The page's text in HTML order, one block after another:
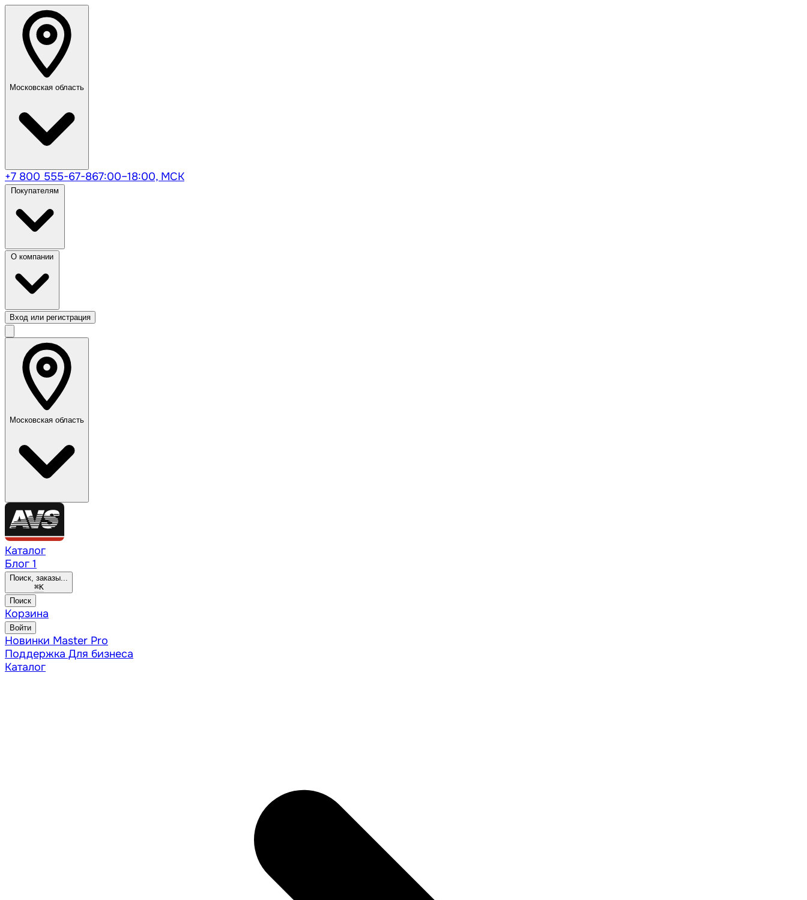
Московская область
+7 800 555-67-867:00–18:00, МСК
Вход или регистрация
Московская область
Каталог
Блог 1
Поиск, заказы...
⌘K
Поиск
Корзина
Войти
Новинки Master Pro
Поддержка Для бизнеса
Каталог